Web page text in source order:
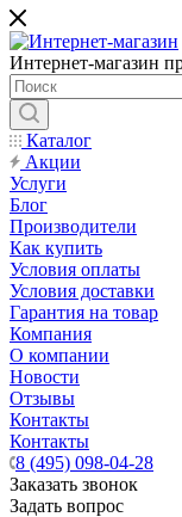
Интернет-магазин
Каталог
Акции
Услуги
Блог
Производители
Как купить
Условия оплаты
Условия доставки
Гарантия на товар
Компания
О компании
Новости
Отзывы
Контакты
Контакты
8 (495) 098-04-28
Заказать звонок
Задать вопрос